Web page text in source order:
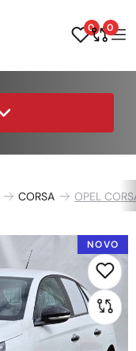
0 0
CORSA OPEL
NOVO